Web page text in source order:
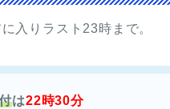
入りラスト23時まで。
は22時30分